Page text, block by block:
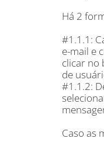
Há 2
#1.1.1:
e-mail e
clicar no
de
#1.1.2:
Caso as